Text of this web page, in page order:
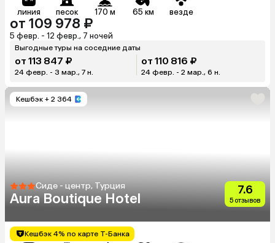
линия песок 170 м 65 км везде
от 109 978 ₽
5 февр. - 12 февр., 7 ночей
Выгодные туры на соседние даты
от 113 847 ₽
24 февр. - 3 мар., 7 н.
от 110 816 ₽
24 февр. - 2 мар., 6 н.
Кешбэк + 2 364
Сиде - центр, Турция
Aura Boutique Hotel
7.6
5 отзывов
Кешбэк 4% по карте Т-Банка